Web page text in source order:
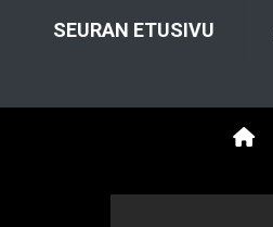
SEURAN ETUSIVU